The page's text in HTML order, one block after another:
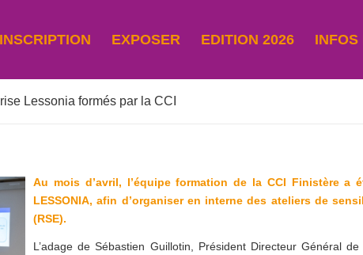
INSCRIPTION EXPOSER EDITION 2026 INFOS
Lessonia formés par la CCI
Au mois d’avril, l’équipe formation de la CCI Finistère a
LESSONIA, afin d’organiser en interne des ateliers de
(RSE).
L’adage de Sébastien Guillotin, Président Directeur Général